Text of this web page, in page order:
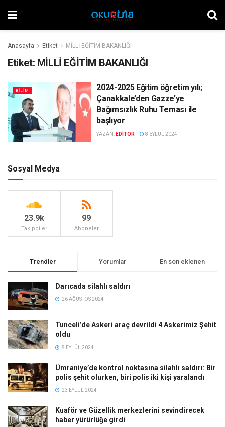
Anasayfa Etiket MİLLİ EĞİTİM BAKANLIĞI
Etiket: MİLLİ EĞİTİM BAKANLIĞI
BILIM
2024-2025 Eğitim öğretim yılı;
Çanakkale’den Gazze’ye
Bağımsızlık Ruhu Teması ile
başlıyor
YAZAN: EDITOR 8 EYLÜL 2024
Sosyal Medya
23.9k
Takipçiler
99
Aboneler
Trendler Yorumlar En son eklenen
Darıcada silahlı saldırı
26 AĞUSTOS 2024
Tunceli’de Askeri araç devrildi 4 Askerimiz Şehit
oldu
8 EYLÜL 2024
Ümraniye’de kontrol noktasına silahlı saldırı: Bir
polis şehit olurken, biri polis iki kişi yaralandı
23 EYLÜL 2024
Kuaför ve Güzellik merkezlerini sevindirecek
haber yürürlüğe girdi